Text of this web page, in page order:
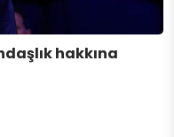
hakkına